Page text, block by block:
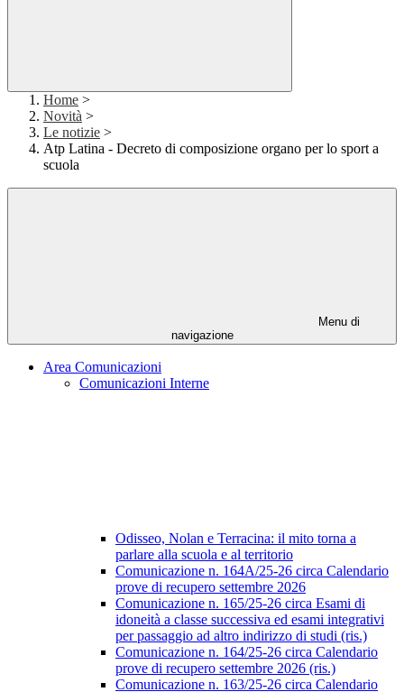
Home >
Novità >
Le notizie >
Atp Latina - Decreto di composizione organo per lo sport a
scuola
Menu di
navigazione
Area Comunicazioni
Comunicazioni Interne
Odisseo, Nolan e Terracina: il mito torna a
parlare alla scuola e al territorio
Comunicazione n. 164A/25-26 circa Calendario
prove di recupero settembre 2026
Comunicazione n. 165/25-26 circa Esami di
idoneità a classe successiva ed esami integrativi
per passaggio ad altro indirizzo di studi (ris.)
Comunicazione n. 164/25-26 circa Calendario
prove di recupero settembre 2026 (ris.)
Comunicazione n. 163/25-26 circa Calendario